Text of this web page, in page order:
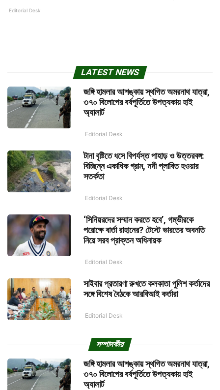
Editorial Desk
LATEST NEWS
জঙ্গি হামলার আশঙ্কায় স্থগিত অমরনাথ যাত্রা,
৩৭০ বিলোপের বর্ষপূর্তিতে উপত্যকায় হাই
অ্যালার্ট
Editorial Desk
টানা বৃষ্টিতে ধসে বিপর্যস্ত পাহাড় ও উত্তরবঙ্গ:
বিচ্ছিন্ন একাধিক গ্রাম, নদী প্লাবিত হওয়ার
সতর্কতা
Editorial Desk
‘সিনিয়রদের সম্মান করতে হবে’, গম্ভীরকে
পরোক্ষে বার্তা রাহানের? টেস্টে ভারতের অবনতি
নিয়ে সরব প্রাক্তন অধিনায়ক
Editorial Desk
সাইবার প্রতারণা রুখতে কলকাতা পুলিশ কর্তাদের
সঙ্গে বিশেষ বৈঠকে আরবিআই কর্তারা
Editorial Desk
সম্পাদকীয়
জঙ্গি হামলার আশঙ্কায় স্থগিত অমরনাথ যাত্রা,
৩৭০ বিলোপের বর্ষপূর্তিতে উপত্যকায় হাই
অ্যালার্ট